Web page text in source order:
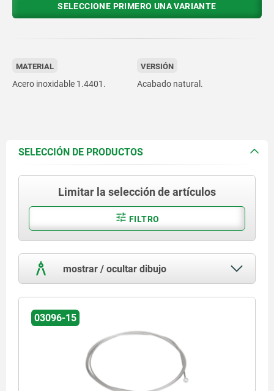
SELECCIONE PRIMERO UNA VARIANTE
MATERIAL
Acero inoxidable 1.4401.
VERSIÓN
Acabado natural.
SELECCIÓN DE PRODUCTOS
Limitar la selección de artículos
FILTRO
mostrar / ocultar dibujo
03096-15